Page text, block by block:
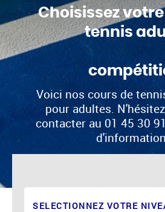
Choisissez
tennis
Voici nos cours de
pour adultes.
contacter au 01 45 30